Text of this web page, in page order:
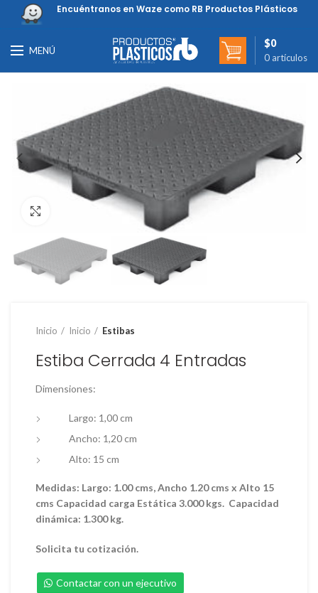
Encuéntranos en Waze como RB Productos Plásticos
MENÚ
0 artículos
$0
Clic para ampliar
Inicio Inicio Estibas
Estiba Cerrada 4 Entradas
Dimensiones:
Largo: 1,00 cm
Ancho: 1,20 cm
Alto: 15 cm
Medidas: Largo: 1.00 cms, Ancho 1.20 cms x Alto 15
cms Capacidad carga Estática 3.000 kgs. Capacidad
dinámica: 1.300 kg.
Solicita tu cotización.
Contactar con un ejecutivo